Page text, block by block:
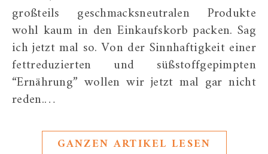
großteils geschmacksneutralen Produkte
wohl kaum in den Einkaufskorb packen. Sag
ich jetzt mal so. Von der Sinnhaftigkeit einer
fettreduzierten und süßstoffgepimpten
“Ernährung” wollen wir jetzt mal gar nicht
reden.…
GANZEN ARTIKEL LESEN